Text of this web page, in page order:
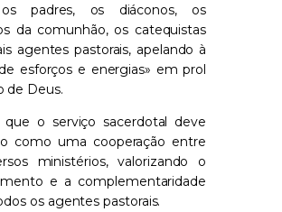
padres, os diáconos, os
da comunhão, os catequistas
agentes pastorais, apelando à
esforços e energias» em prol
de Deus.
que o serviço sacerdotal deve
como uma cooperação entre
ministérios, valorizando o
e a complementaridade
os agentes pastorais.